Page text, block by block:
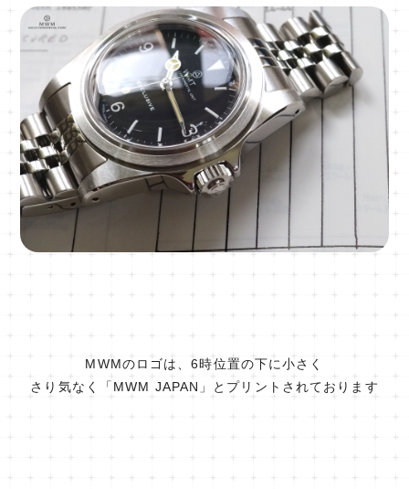
MWMのロゴは、6時位置の下に小さく
さり気なく「MWM JAPAN」とプリントされております